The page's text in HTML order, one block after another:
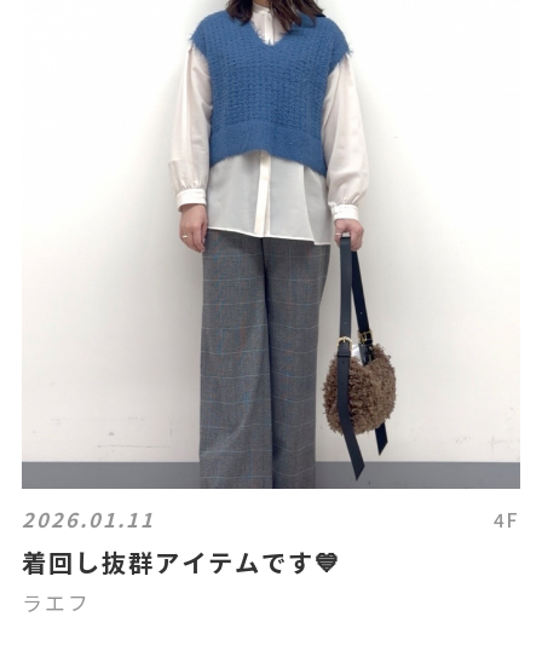
2026.01.11 4F
着回し抜群アイテムです💙
ラエフ